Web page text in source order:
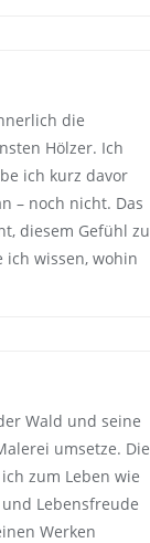
die
Hölzer. Ich
ich kurz davor
– noch nicht. Das
diesem Gefühl zu
wissen, wohin
Wald und seine
umsetze. Die
zum Leben wie
Lebensfreude
Werken